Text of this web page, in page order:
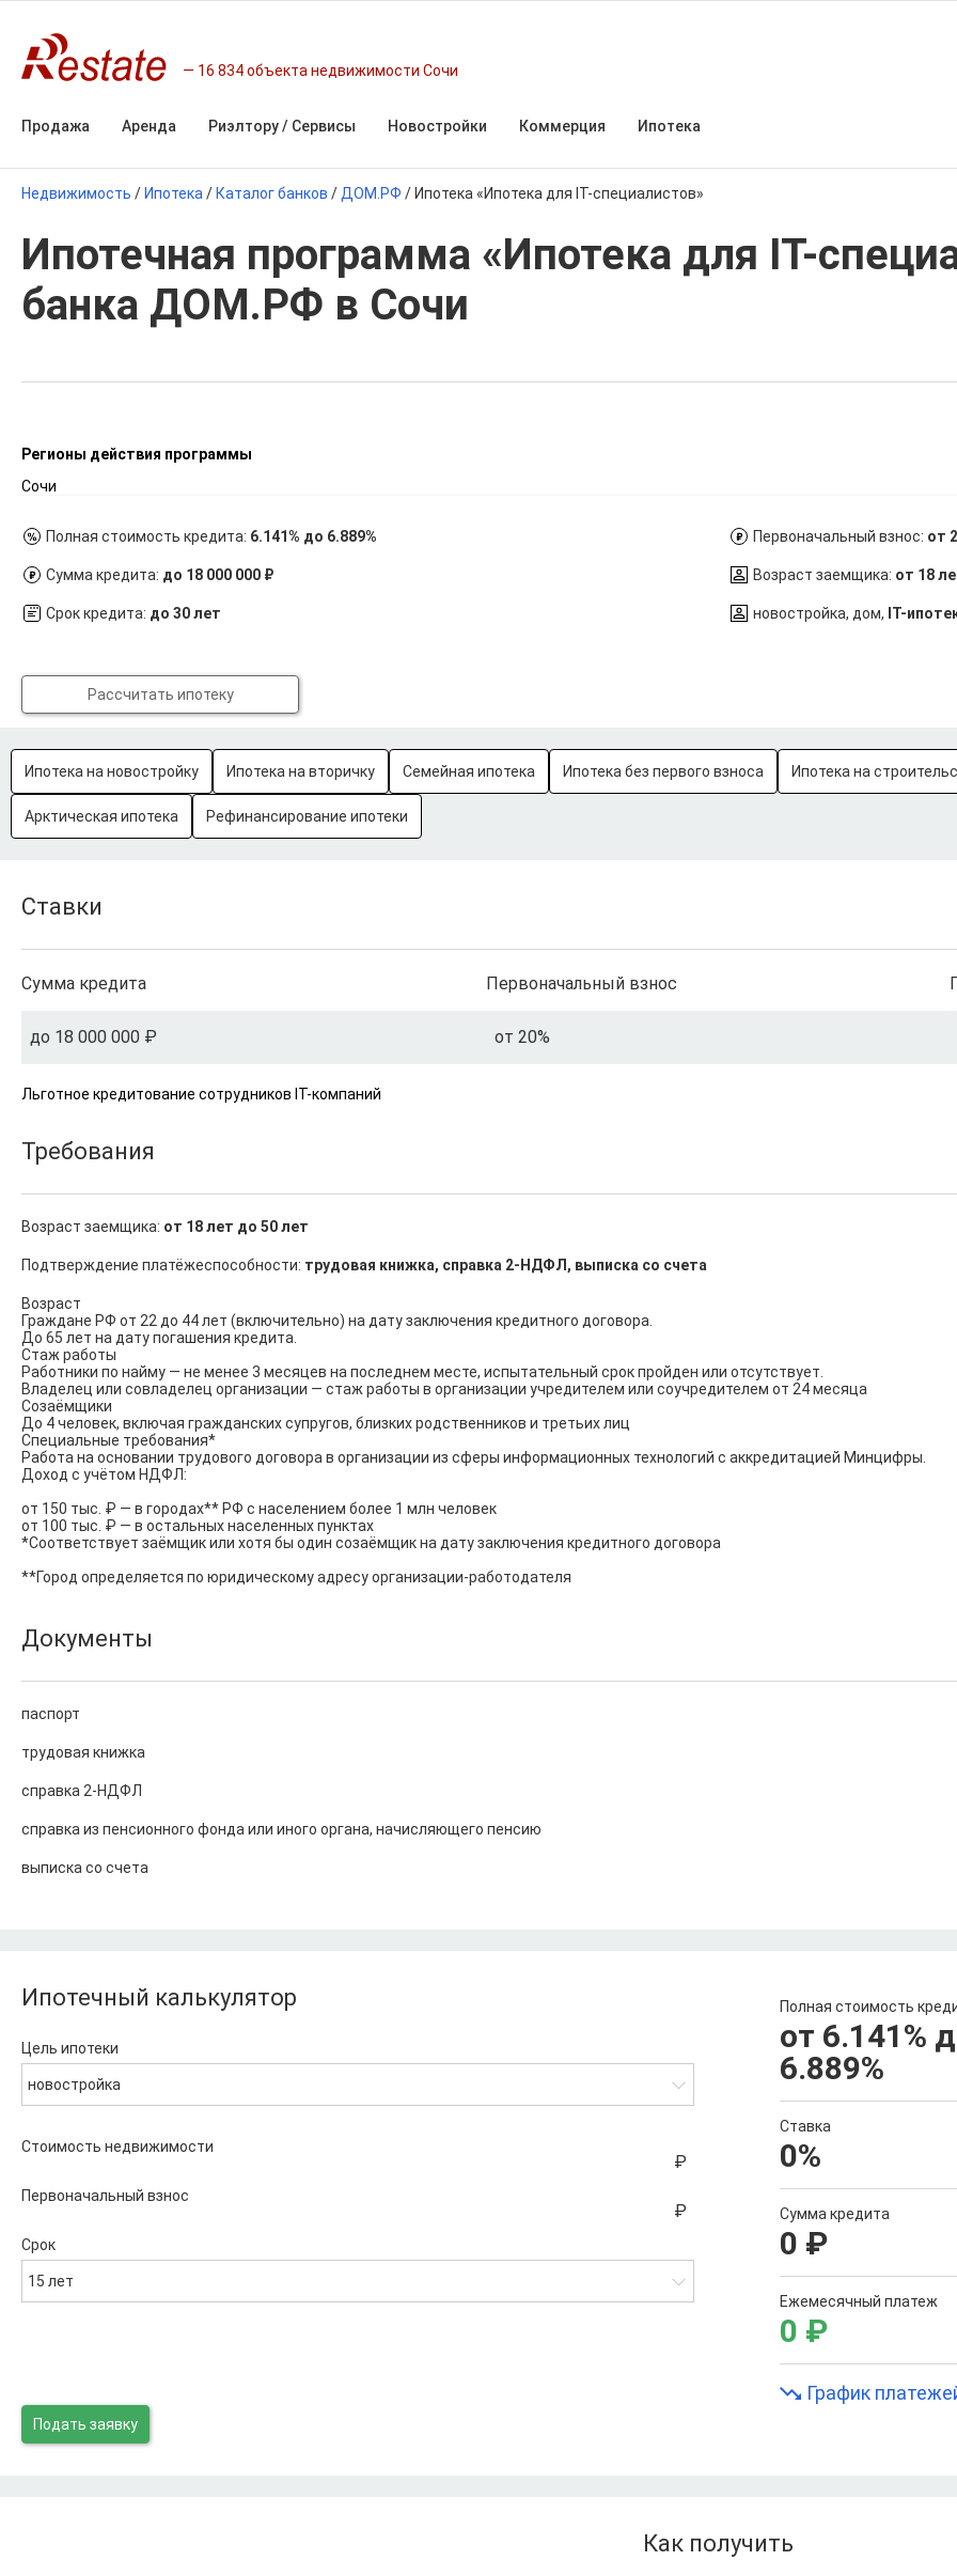
16 834 объекта недвижимости Сочи
Продажа Аренда Риэлтору / Сервисы Новостройки Коммерция Ипотека
Недвижимость / Ипотека / Каталог банков / ДОМ.РФ / Ипотека «Ипотека для IT-специалистов»
Ипотечная программа «Ипотека для IT-
банка ДОМ.РФ в Сочи
Регионы действия программы
Сочи
Полная стоимость кредита: 6.141% до 6.889%
Сумма кредита: до 18 000 000 ₽
Срок кредита: до 30 лет
Первоначальный взнос: от
Возраст заемщика: от 18
новостройка, дом, IT-
Рассчитать ипотеку
Ипотека на новостройку Ипотека на вторичку Семейная ипотека Ипотека без первого взноса Ипотека на
Арктическая ипотека Рефинансирование ипотеки
Ставки
Сумма кредита
до 18 000 000 ₽
Первоначальный взнос
от 20%
Льготное кредитование сотрудников IT-компаний
Требования
Возраст заемщика: от 18 лет до 50 лет
Подтверждение платёжеспособности: трудовая книжка, справка 2-НДФЛ, выписка со счета
Возраст
Граждане РФ от 22 до 44 лет (включительно) на дату заключения кредитного договора.
До 65 лет на дату погашения кредита.
Стаж работы
Работники по найму — не менее 3 месяцев на последнем месте, испытательный срок пройден или отсутствует.
Владелец или совладелец организации — стаж работы в организации учредителем или соучредителем от 24 месяца
Созаёмщики
До 4 человек, включая гражданских супругов, близких родственников и третьих лиц
Специальные требования*
Работа на основании трудового договора в организации из сферы информационных технологий с аккредитацией Минцифры.
Доход с учётом НДФЛ:
от 150 тыс. ₽ — в городах** РФ с населением более 1 млн человек
от 100 тыс. ₽ — в остальных населенных пунктах
*Соответствует заёмщик или хотя бы один созаёмщик на дату заключения кредитного договора
**Город определяется по юридическому адресу организации-работодателя
Документы
паспорт
трудовая книжка
справка 2-НДФЛ
справка из пенсионного фонда или иного органа, начисляющего пенсию
выписка со счета
Ипотечный калькулятор
Цель ипотеки
новостройка
Стоимость недвижимости
Первоначальный взнос
Срок
15 лет
Полная стоимость
от 6.141%
6.889%
Ставка
0%
Сумма кредита
0 ₽
Ежемесячный платеж
0 ₽
График
Подать заявку
Как получить